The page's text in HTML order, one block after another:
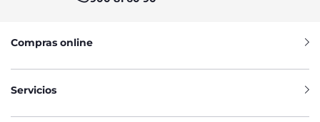
Compras online
Servicios